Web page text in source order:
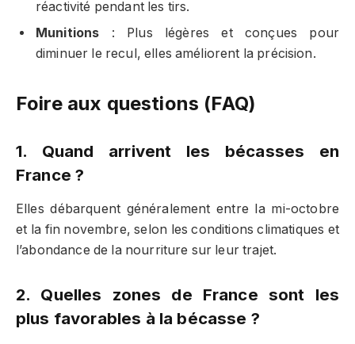
réactivité pendant les tirs.
Munitions : Plus légères et conçues pour
diminuer le recul, elles améliorent la précision.
Foire aux questions (FAQ)
1. Quand arrivent les bécasses en
France ?
Elles débarquent généralement entre la mi-octobre
et la fin novembre, selon les conditions climatiques et
l’abondance de la nourriture sur leur trajet.
2. Quelles zones de France sont les
plus favorables à la bécasse ?